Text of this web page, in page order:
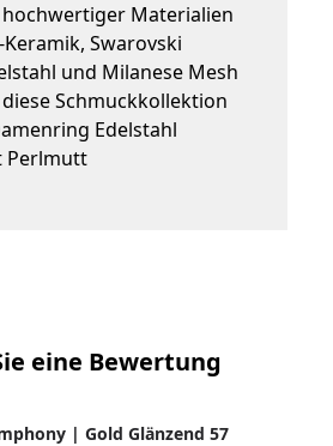
Materialien
Swarovski
und Milanese Mesh
Schmuckkollektion
Edelstahl
Perlmutt
eine Bewertung
| Gold Glänzend 57